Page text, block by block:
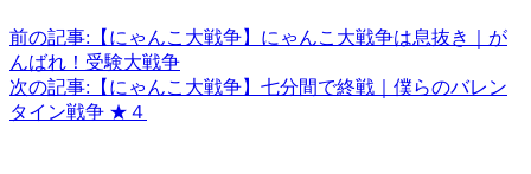
前の記事: 【にゃんこ大戦争】にゃんこ大戦争は息抜き｜が
んばれ！受験大戦争
次の記事: 【にゃんこ大戦争】七分間で終戦｜僕らのバレン
タイン戦争 ★４